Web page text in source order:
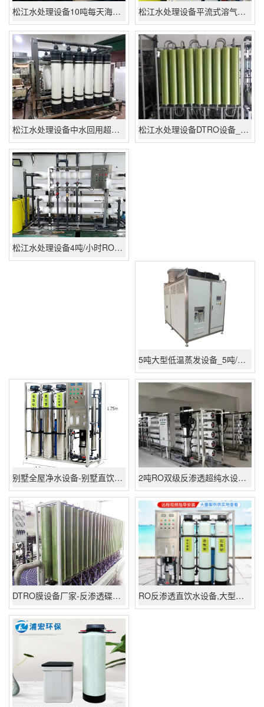
松江水处理设备10吨每天海水淡化系统设备,反渗透船用海水淡化装置 松江水处理设备平流式溶气气浮机 含油污水一体化处理设备-平流式溶气气浮机厂家批发价格
松江水处理设备中水回用超滤设备_30吨/小时超滤设备厂家\批发\报价|多少钱 松江水处理设备DTRO设备_应急渗滤液处理设备厂家_高盐废水处理
松江水处理设备4吨/小时RO反渗透设备
5吨大型低温蒸发设备_5吨/天低温蒸发系统设备厂家批发多少钱
别墅全屋净水设备-别墅直饮水设备 - 苏州大型RO反渗透直饮水设备生产厂家 2吨RO双级反渗透超纯水设备 2吨高纯水设备厂家批发
DTRO膜设备厂家-反渗透碟管式DTRO膜-零排放处理设备 RO反渗透直饮水设备,大型直饮水设备生产厂家批发供应